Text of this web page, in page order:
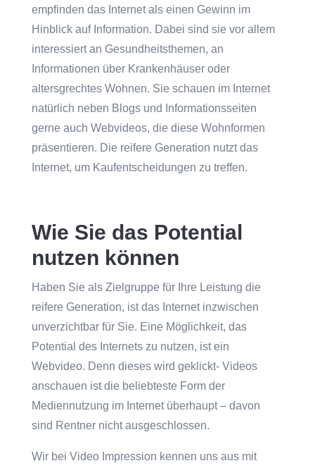
empfinden das Internet als einen Gewinn im
Hinblick auf Information. Dabei sind sie vor allem
interessiert an Gesundheitsthemen, an
Informationen über Krankenhäuser oder
altersgrechtes Wohnen. Sie schauen im Internet
natürlich neben Blogs und Informationsseiten
gerne auch Webvideos, die diese Wohnformen
präsentieren. Die reifere Generation nutzt das
Internet, um Kaufentscheidungen zu treffen.
Wie Sie das Potential
nutzen können
Haben Sie als Zielgruppe für Ihre Leistung die
reifere Generation, ist das Internet inzwischen
unverzichtbar für Sie. Eine Möglichkeit, das
Potential des Internets zu nutzen, ist ein
Webvideo. Denn dieses wird geklickt- Videos
anschauen ist die beliebteste Form der
Mediennutzung im Internet überhaupt – davon
sind Rentner nicht ausgeschlossen.
Wir bei Video Impression kennen uns aus mit